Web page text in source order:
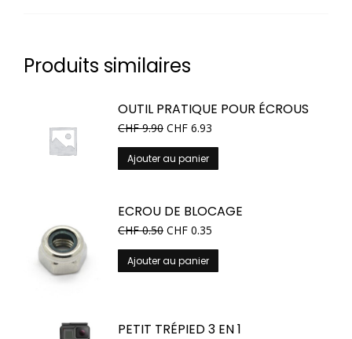
Produits similaires
OUTIL PRATIQUE POUR ÉCROUS
CHF9.90 CHF 6.93
Ajouter au panier
ECROU DE BLOCAGE
CHF0.50 CHF 0.35
Ajouter au panier
PETIT TRÉPIED 3 EN 1